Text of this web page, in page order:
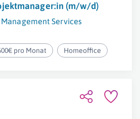
(m/w/d)
Services
pro Monat Homeoffice